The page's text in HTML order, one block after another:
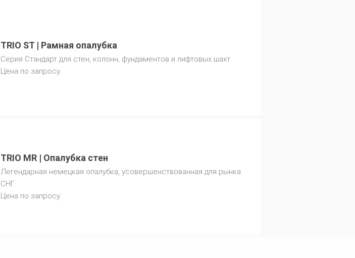
TRIO ST | Рамная опалубка
Cерия Стандарт для стен, колонн, фундаментов и лифтовых шахт
Цена по запросу.
TRIO MR | Опалубка стен
Легендарная немецкая опалубка, усовершенствованная для рынка
СНГ.
Цена по запросу.